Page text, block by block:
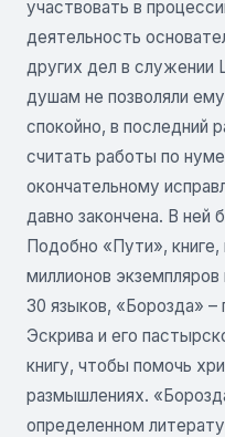
участвовать в
деятельность
других дел в служении
душам не позволяли
спокойно, в последний
считать работы по
окончательному
давно закончена. В ней
Подобно «Пути»,
миллионов
30 языков, «Борозда» –
Эскрива и его
книгу, чтобы помочь
размышлениях.
определенном